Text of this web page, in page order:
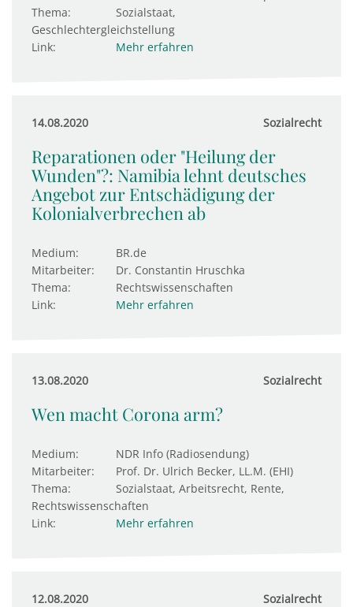
Thema:
Sozialstaat,
Geschlechtergleichstellung
Link:
Mehr erfahren
14.08.2020 Sozialrecht
Reparationen oder "Heilung der
Wunden"?: Namibia lehnt deutsches
Angebot zur Entschädigung der
Kolonialverbrechen ab
Medium:
BR.de
Mitarbeiter:
Dr. Constantin Hruschka
Thema:
Rechtswissenschaften
Link:
Mehr erfahren
13.08.2020 Sozialrecht
Wen macht Corona arm?
Medium:
NDR Info (Radiosendung)
Mitarbeiter:
Prof. Dr. Ulrich Becker, LL.M. (EHI)
Thema:
Sozialstaat, Arbeitsrecht, Rente,
Rechtswissenschaften
Link:
Mehr erfahren
12.08.2020 Sozialrecht